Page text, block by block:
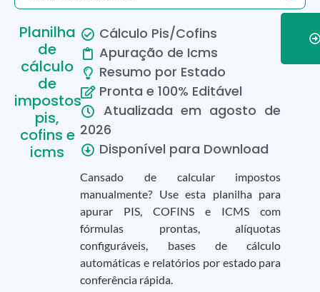
Planilha
de
cálculo
de
impostos
pis,
cofins e
icms
Cálculo Pis/Cofins
Apuração de Icms
Resumo por Estado
Pronta e 100% Editável
Atualizada em agosto de
2026
Disponível para Download
Cansado de calcular impostos
manualmente? Use esta planilha para
apurar PIS, COFINS e ICMS com
fórmulas prontas, alíquotas
configuráveis, bases de cálculo
automáticas e relatórios por estado para
conferência rápida.